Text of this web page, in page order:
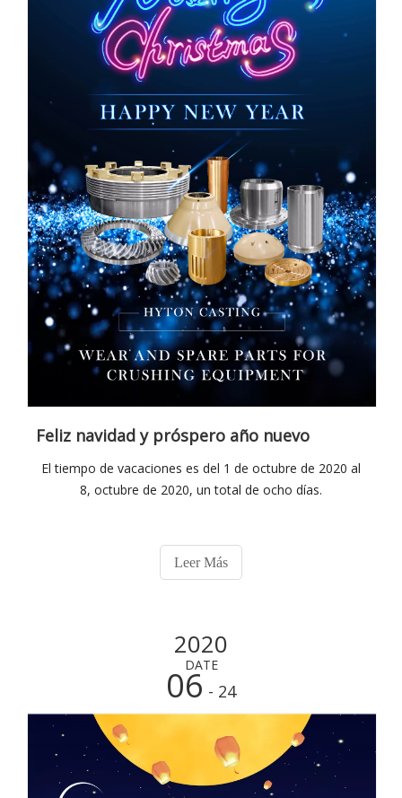
Feliz navidad y próspero año nuevo
El tiempo de vacaciones es del 1 de octubre de 2020 al
8, octubre de 2020, un total de ocho días.
Leer Más
2020
DATE
06 - 24